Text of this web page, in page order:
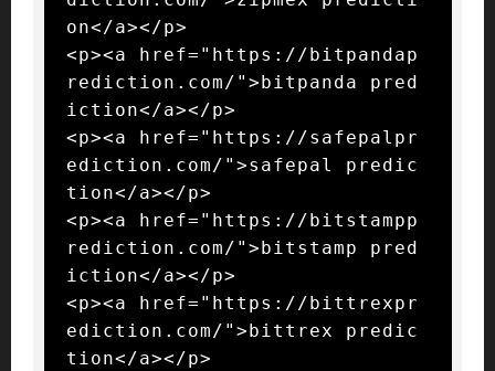
on</a></p>
<p><a href="https://bitpandap
rediction.com/">bitpanda pred
iction</a></p>
<p><a href="https://safepalpr
ediction.com/">safepal predic
tion</a></p>
<p><a href="https://bitstampp
rediction.com/">bitstamp pred
iction</a></p>
<p><a href="https://bittrexpr
ediction.com/">bittrex predic
tion</a></p>